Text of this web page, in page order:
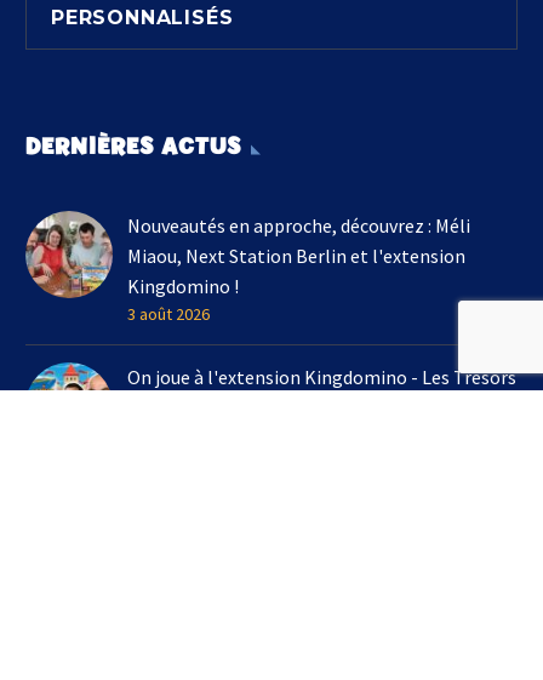
PERSONNALISÉS
DERNIÈRES ACTUS
Nouveautés en approche, découvrez : Méli
Miaou, Next Station Berlin et l'extension
Kingdomino !
3 août 2026
On joue à l'extension Kingdomino - Les Trésors